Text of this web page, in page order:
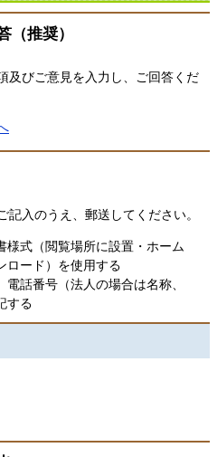
（推奨）
及びご意見を入力し、ご回答くだ
入のうえ、郵送してください。
様式（閲覧場所に設置・ホーム
ロード）を使用する
話番号（法人の場合は名称、
する